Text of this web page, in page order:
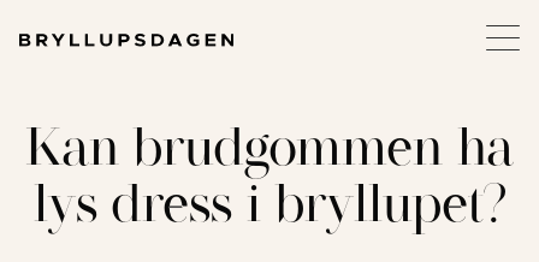
Kan brudgommen ha
lys dress i bryllupet?